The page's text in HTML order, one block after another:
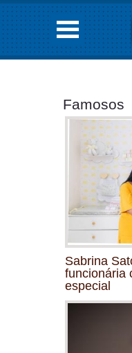
Famosos
Sabrina
funcionária
especial